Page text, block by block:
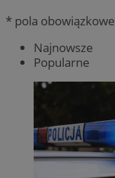
* pola obowiązkowe
Najnowsze
Popularne